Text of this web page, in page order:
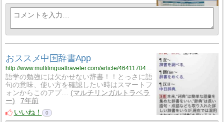
おススメ中国辞書App
http://www.multilingualtraveler.com/article/464117048.html
語学の勉強には欠かせない辞書！！とっさに語
句の意味、使い方を確認したい時はスマートフ
ォンからこのアプ…
マルチリンガルトラベラ
ー
7年前
いいね！
0